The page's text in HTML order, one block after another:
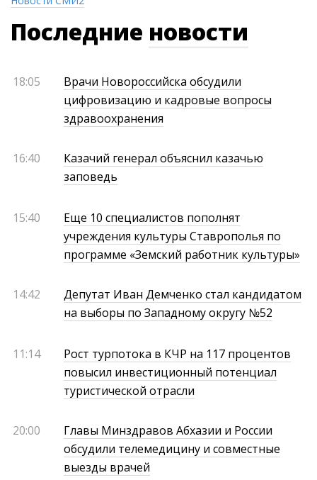
Последние новости
18:05
Врачи Новороссийска обсудили
цифровизацию и кадровые вопросы
здравоохранения
16:40
Казачий генерал объяснил казачью
заповедь
15:40
Еще 10 специалистов пополнят
учреждения культуры Ставрополья по
программе «Земский работник культуры»
14:42
Депутат Иван Демченко стал кандидатом
на выборы по Западному округу №52
11:14
Рост турпотока в КЧР на 117 процентов
повысил инвестиционный потенциал
туристической отрасли
20:00
Главы Минздравов Абхазии и России
обсудили телемедицину и совместные
выезды врачей